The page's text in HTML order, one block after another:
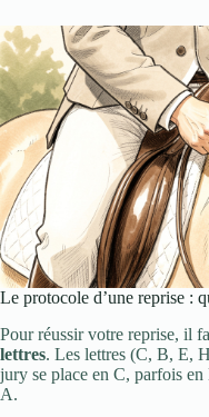
Le protocole d’une reprise :
Pour réussir votre reprise, il
lettres. Les lettres (C, B, E,
jury se place en C, parfois en
A.